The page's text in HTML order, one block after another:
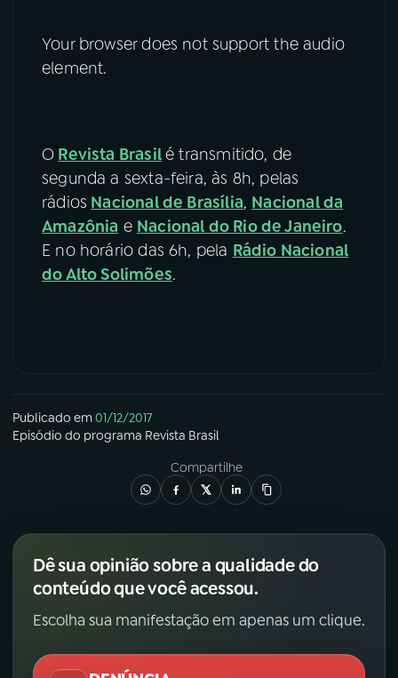
Your browser does not support the audio
element.
O Revista Brasilé transmitido, de
segunda a sexta-feira, às 8h, pelas
rádios Nacional de Brasília, Nacional da
Amazônia e Nacional do Rio de Janeiro.
E no horário das 6h, pela Rádio Nacional
do Alto Solimões.
Publicado em01/12/2017
Episódio do programa Revista Brasil
Compartilhe
Dê sua opinião sobre a qualidade do
conteúdo que você acessou.
Escolha sua manifestação em apenas um clique.